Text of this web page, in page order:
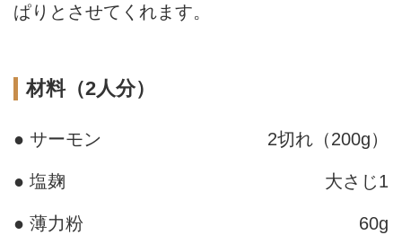
ぱりとさせてくれます。
材料（2人分）
● サーモン 2切れ（200g）
● 塩麹 大さじ1
● 薄力粉 60g